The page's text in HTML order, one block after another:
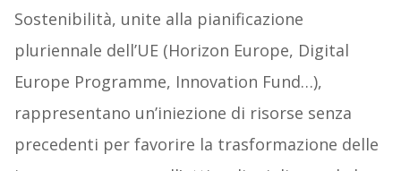
Sostenibilità, unite alla pianificazione
pluriennale dell’UE (Horizon Europe, Digital
Europe Programme, Innovation Fund…),
rappresentano un’iniezione di risorse senza
precedenti per favorire la trasformazione delle